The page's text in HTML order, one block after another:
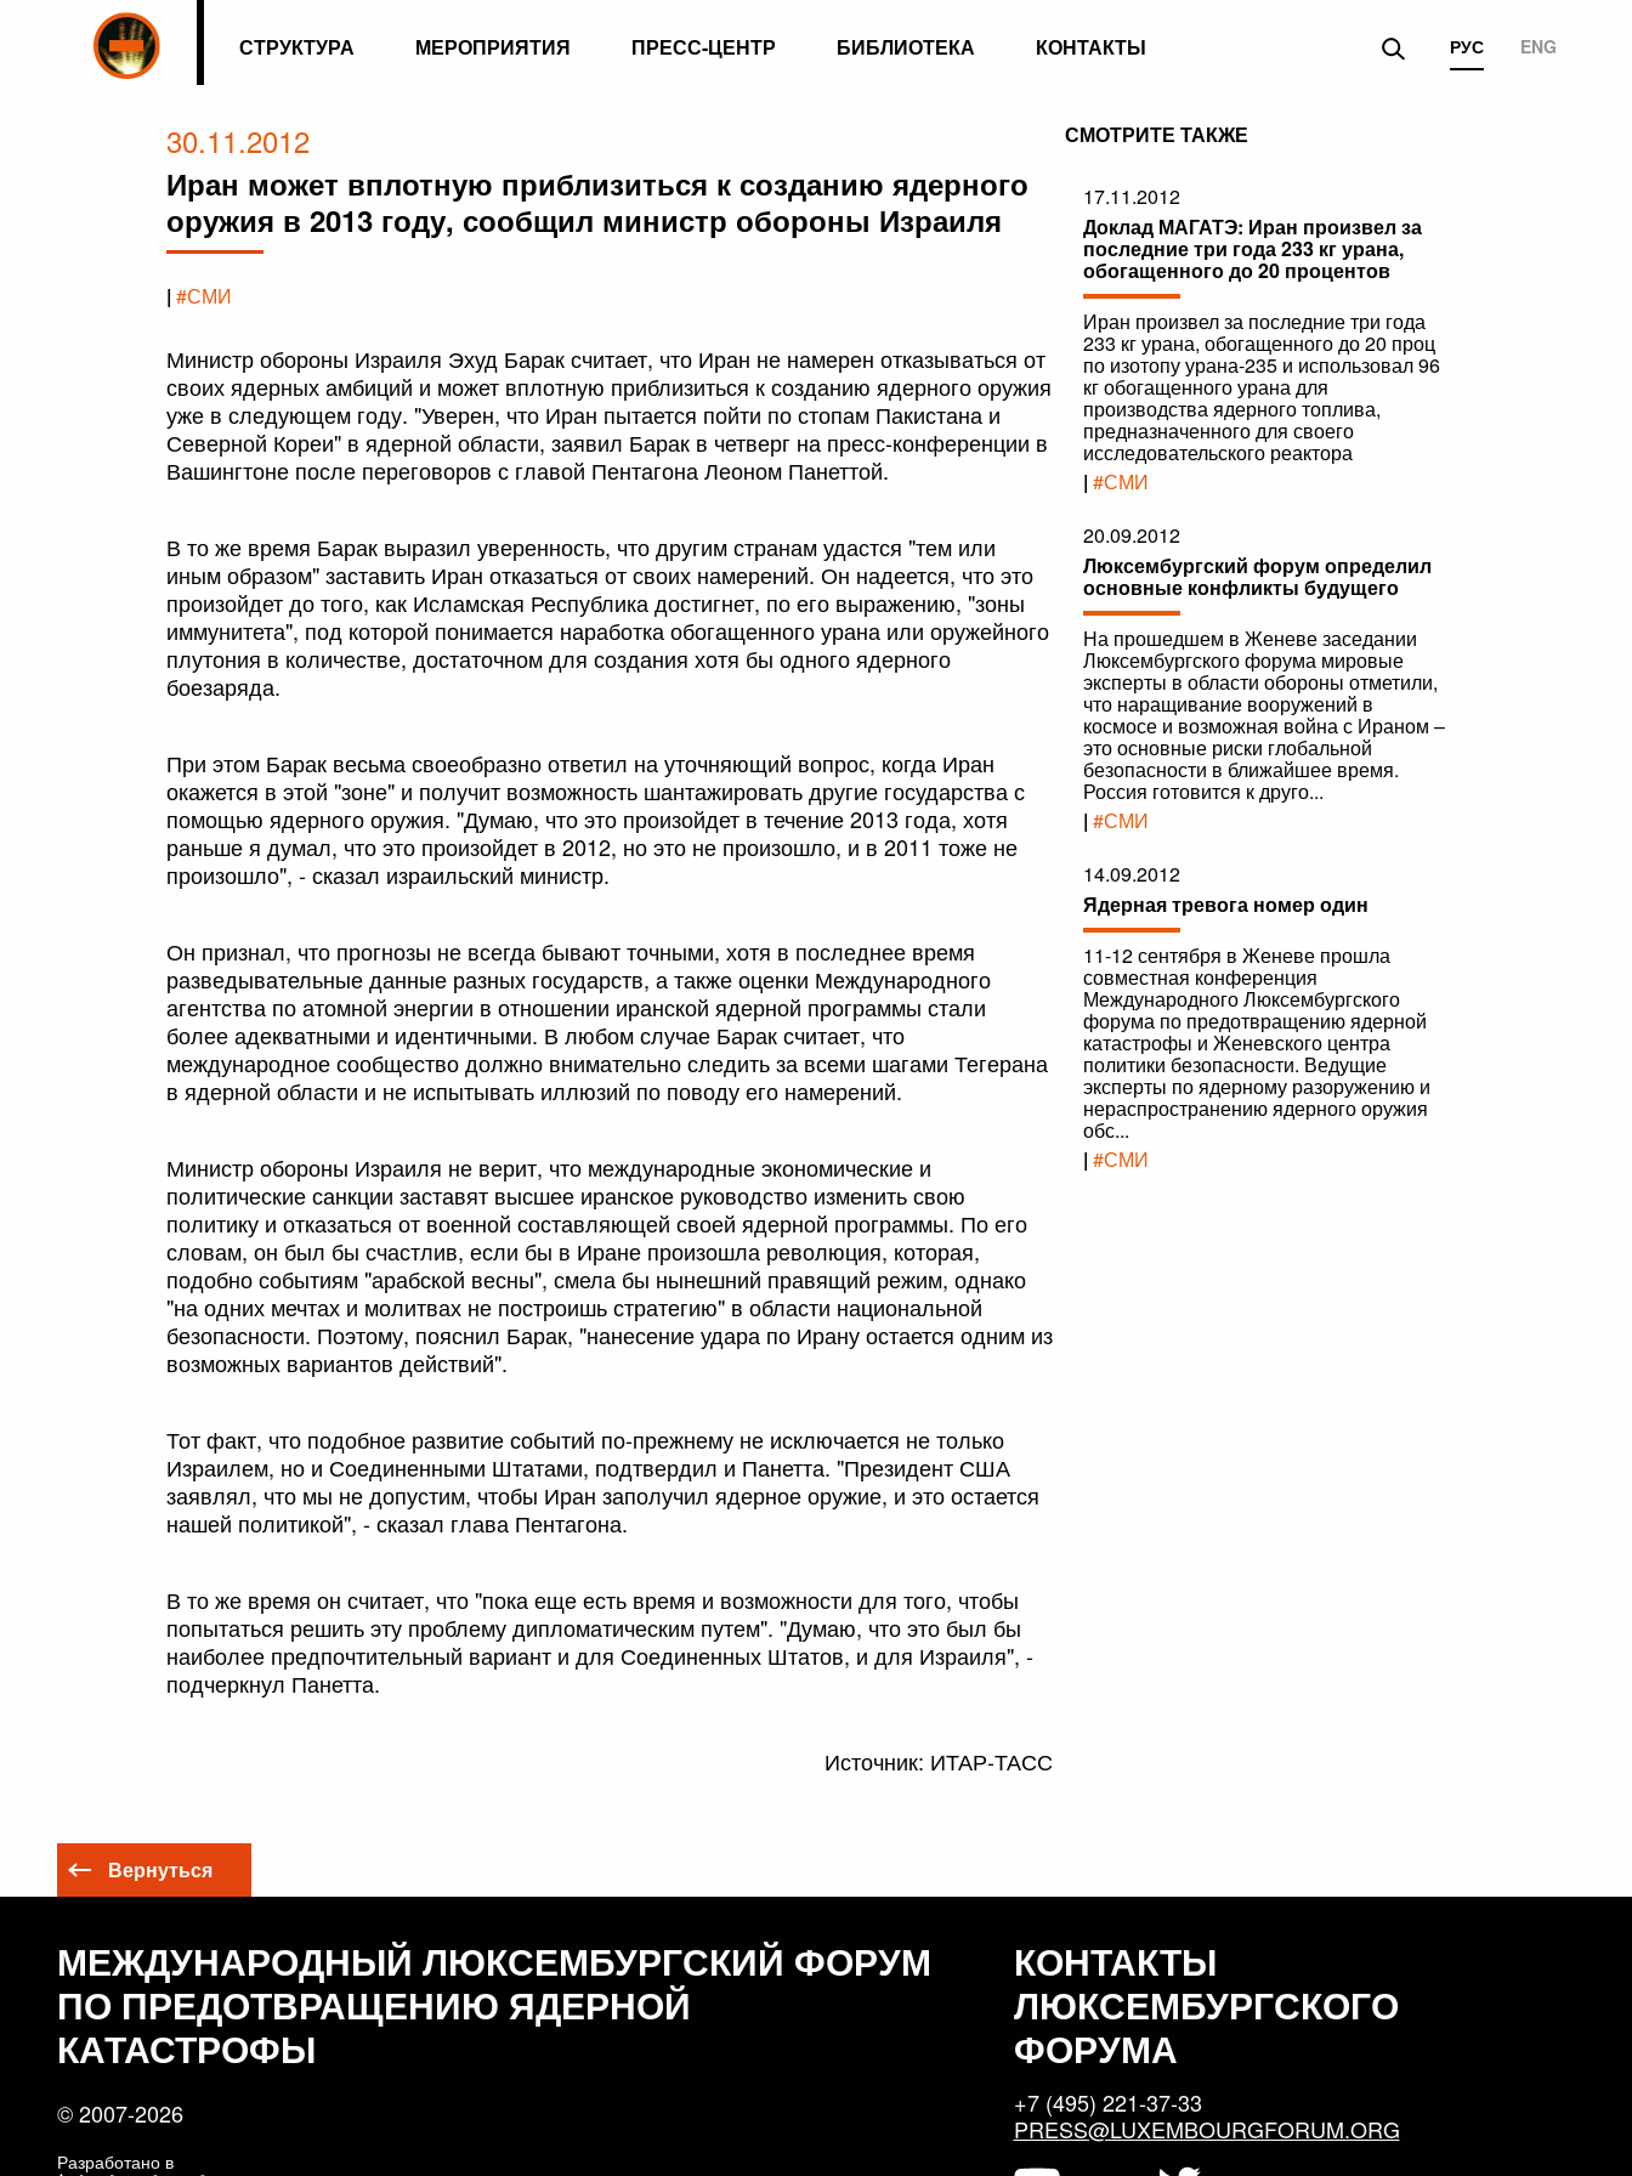
СТРУКТУРА МЕРОПРИЯТИЯ ПРЕСС-ЦЕНТР БИБЛИОТЕКА КОНТАКТЫ РУС ENG
30.11.2012
Иран может вплотную приблизиться к созданию ядерного
оружия в 2013 году, сообщил министр обороны Израиля
| #СМИ
Министр обороны Израиля Эхуд Барак считает, что Иран не намерен отказываться от
своих ядерных амбиций и может вплотную приблизиться к созданию ядерного оружия
уже в следующем году. "Уверен, что Иран пытается пойти по стопам Пакистана и
Северной Кореи" в ядерной области, заявил Барак в четверг на пресс-конференции в
Вашингтоне после переговоров с главой Пентагона Леоном Панеттой.
В то же время Барак выразил уверенность, что другим странам удастся "тем или
иным образом" заставить Иран отказаться от своих намерений. Он надеется, что это
произойдет до того, как Исламская Республика достигнет, по его выражению, "зоны
иммунитета", под которой понимается наработка обогащенного урана или оружейного
плутония в количестве, достаточном для создания хотя бы одного ядерного
боезаряда.
При этом Барак весьма своеобразно ответил на уточняющий вопрос, когда Иран
окажется в этой "зоне" и получит возможность шантажировать другие государства с
помощью ядерного оружия. "Думаю, что это произойдет в течение 2013 года, хотя
раньше я думал, что это произойдет в 2012, но это не произошло, и в 2011 тоже не
произошло", - сказал израильский министр.
Он признал, что прогнозы не всегда бывают точными, хотя в последнее время
разведывательные данные разных государств, а также оценки Международного
агентства по атомной энергии в отношении иранской ядерной программы стали
более адекватными и идентичными. В любом случае Барак считает, что
международное сообщество должно внимательно следить за всеми шагами Тегерана
в ядерной области и не испытывать иллюзий по поводу его намерений.
Министр обороны Израиля не верит, что международные экономические и
политические санкции заставят высшее иранское руководство изменить свою
политику и отказаться от военной составляющей своей ядерной программы. По его
словам, он был бы счастлив, если бы в Иране произошла революция, которая,
подобно событиям "арабской весны", смела бы нынешний правящий режим, однако
"на одних мечтах и молитвах не построишь стратегию" в области национальной
безопасности. Поэтому, пояснил Барак, "нанесение удара по Ирану остается одним из
возможных вариантов действий".
Тот факт, что подобное развитие событий по-прежнему не исключается не только
Израилем, но и Соединенными Штатами, подтвердил и Панетта. "Президент США
заявлял, что мы не допустим, чтобы Иран заполучил ядерное оружие, и это остается
нашей политикой", - сказал глава Пентагона.
В то же время он считает, что "пока еще есть время и возможности для того, чтобы
попытаться решить эту проблему дипломатическим путем". "Думаю, что это был бы
наиболее предпочтительный вариант и для Соединенных Штатов, и для Израиля", -
подчеркнул Панетта.
Источник: ИТАР-ТАСС
СМОТРИТЕ ТАКЖЕ
17.11.2012
Доклад МАГАТЭ: Иран произвел за
последние три года 233 кг урана,
обогащенного до 20 процентов
Иран произвел за последние три года
233 кг урана, обогащенного до 20 проц
по изотопу урана-235 и использовал 96
кг обогащенного урана для
производства ядерного топлива,
предназначенного для своего
исследовательского реактора
| #СМИ
20.09.2012
Люксембургский форум определил
основные конфликты будущего
На прошедшем в Женеве заседании
Люксембургского форума мировые
эксперты в области обороны отметили,
что наращивание вооружений в
космосе и возможная война с Ираном –
это основные риски глобальной
безопасности в ближайшее время.
Россия готовится к друго...
| #СМИ
14.09.2012
Ядерная тревога номер один
11-12 сентября в Женеве прошла
совместная конференция
Международного Люксембургского
форума по предотвращению ядерной
катастрофы и Женевского центра
политики безопасности. Ведущие
эксперты по ядерному разоружению и
нераспространению ядерного оружия
обс...
| #СМИ
Вернуться
МЕЖДУНАРОДНЫЙ ЛЮКСЕМБУРГСКИЙ ФОРУМ
ПО ПРЕДОТВРАЩЕНИЮ ЯДЕРНОЙ
КАТАСТРОФЫ
КОНТАКТЫ
ЛЮКСЕМБУРГСКОГО
ФОРУМА
+7 (495) 221-37-33
PRESS@LUXEMBOURGFORUM.ORG
© 2007-2026
Разработано в